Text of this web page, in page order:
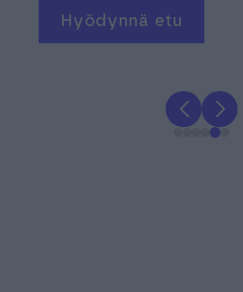
Hyödynnä etu